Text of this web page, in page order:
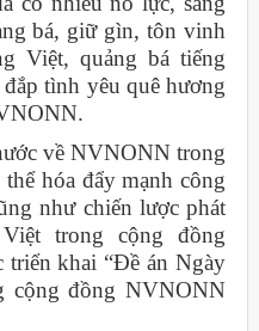
bá, giữ gìn, tôn vinh
Việt, quảng bá tiếng
tình yêu quê hương
về NVNONN trong
hóa đẩy mạnh công
như chiến lược phát
trong cộng đồng
khai “Đề án Ngày
cộng đồng NVNONN